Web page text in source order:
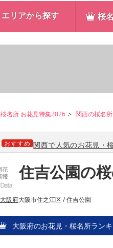
エリアから探す 桜
桜名所 お花見特集2026 関西の桜名
おすすめ 関西で人気のお花見・
住吉公園の
大阪府大阪市住之江区 / 住吉公園
大阪府のお花見・桜名所ラン